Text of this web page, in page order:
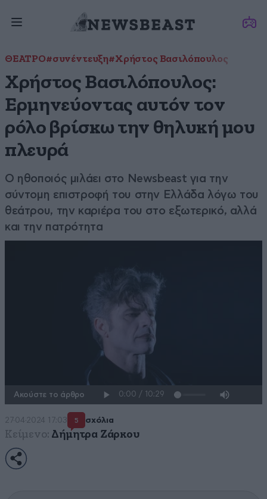
ΘΕΑΤΡΟ#συνέντευξη#Χρήστος Βασιλόπουλος
Χρήστος Βασιλόπουλος:
Ερμηνεύοντας αυτόν τον
ρόλο βρίσκω την θηλυκή μου
πλευρά
Ο ηθοποιός μιλάει στο Newsbeast για την
σύντομη επιστροφή του στην Ελλάδα λόγω του
θεάτρου, την καριέρα του στο εξωτερικό, αλλά
και την πατρότητα
Ακούστε το άρθρο
27·04·2024 17:03 5 σχόλια
Κείμενο: Δήμητρα Ζάρκου